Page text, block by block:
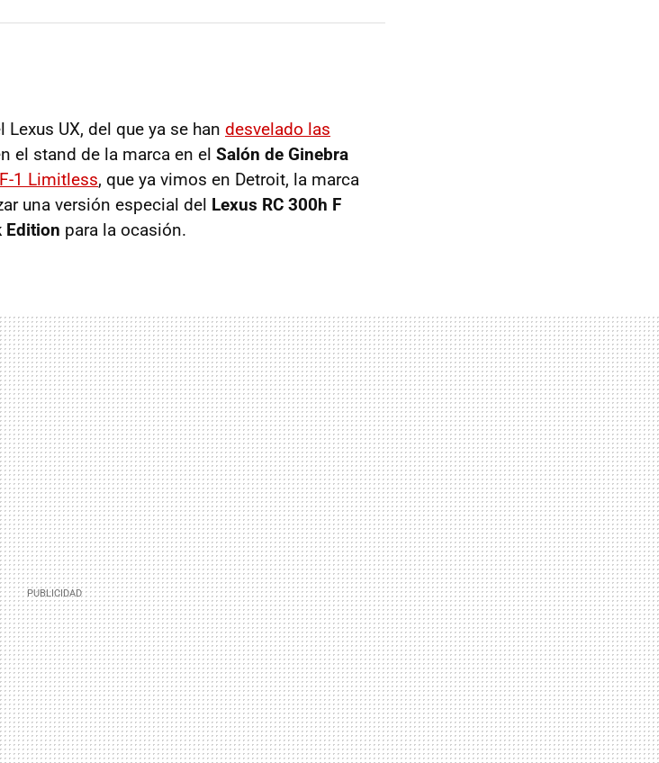
UX, del que ya se han desvelado las
el stand de la marca en el Salón de Ginebra
1 Limitless, que ya vimos en Detroit, la marca
una versión especial del Lexus RC 300h F
Edition para la ocasión.